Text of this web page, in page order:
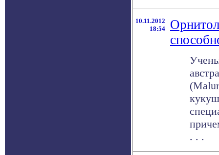
10.11.2012
18:54
. . .